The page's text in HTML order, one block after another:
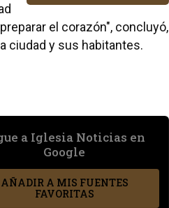
el corazón", concluyó,
ciudad y sus habitantes.
a Iglesia Noticias en
Google
AÑADIR A MIS FUENTES
FAVORITAS